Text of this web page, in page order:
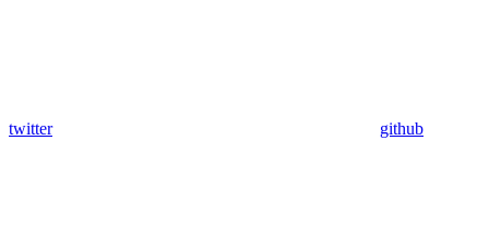
twitter github